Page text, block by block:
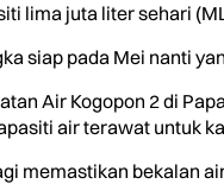
lima juta liter sehari
siap pada Mei nanti
Air Kogopon 2 di
air terawat untuk
memastikan bekalan